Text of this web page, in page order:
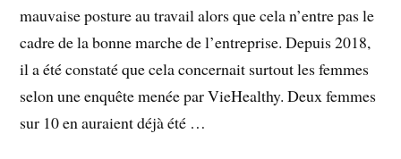
mauvaise posture au travail alors que cela n’entre pas le
cadre de la bonne marche de l’entreprise. Depuis 2018,
il a été constaté que cela concernait surtout les femmes
selon une enquête menée par VieHealthy. Deux femmes
sur 10 en auraient déjà été …